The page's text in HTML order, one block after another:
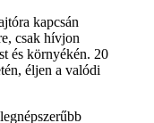
kapcsán
csak hívjon
és környékén. 20
éljen a valódi